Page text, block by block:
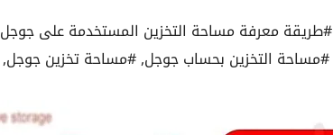
#طريقة معرفة مساحة التخزين المستخدمة على جوجل
#مساحة التخزين بحساب جوجل,#مساحة تخزين جوجل,